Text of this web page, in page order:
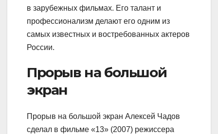
в зарубежных фильмах. Его талант и
профессионализм делают его одним из
самых известных и востребованных актеров
России.
Прорыв на большой
экран
Прорыв на большой экран Алексей Чадов
сделал в фильме «13» (2007) режиссера